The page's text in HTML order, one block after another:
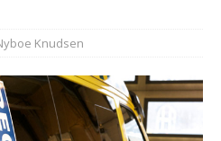
Knudsen